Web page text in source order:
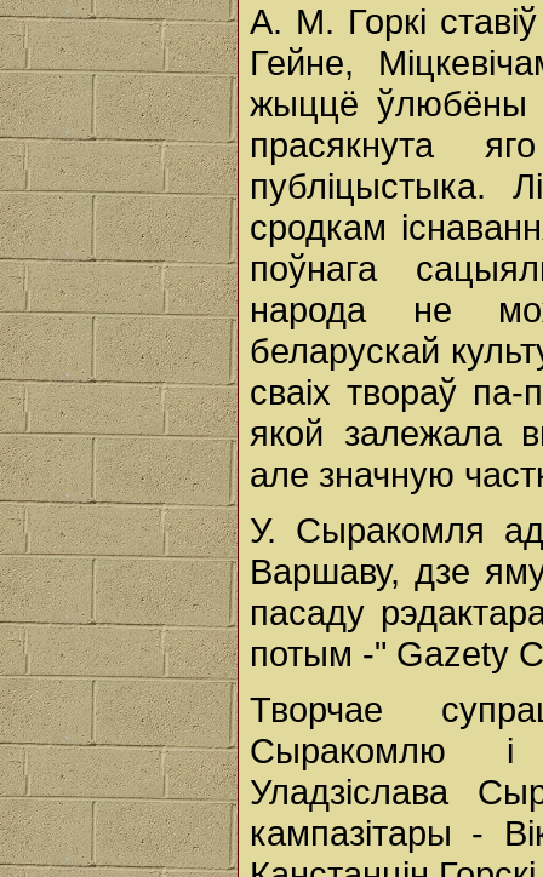
А. М. Горкі
Гейне,
жыццё ўлюбёны
прасякнута
публіцыстыка.
сродкам
поўнага
народа не
беларускай
сваіх твораў
якой залежала
але значную
У. Сыракомля
Варшаву, дзе
пасаду
потым -" Gazety
Творчае
Сыракомлю і
Уладзіслава
кампазітары -